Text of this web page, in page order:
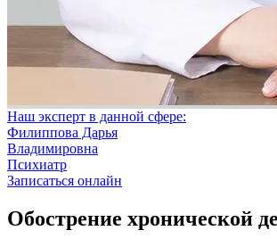
Наш эксперт в данной сфере:
Филиппова Дарья
Владимировна
Психиатр
Записаться онлайн
Обострение хронической